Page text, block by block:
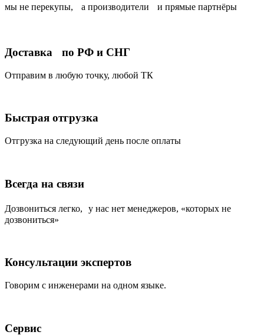
мы не перекупы, а производители и прямые партнёры
Доставка по РФ и СНГ
Отправим в любую точку, любой ТК
Быстрая отгрузка
Отгрузка на следующий день после оплаты
Всегда на связи
Дозвониться легко, у нас нет менеджеров, «которых не
дозвониться»
Консультации экспертов
Говорим с инженерами на одном языке.
Сервис